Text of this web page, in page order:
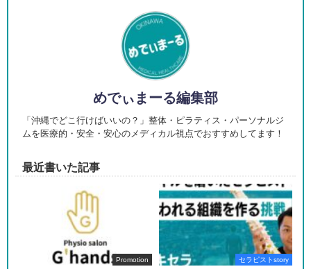
めでぃまーる編集部
「沖縄でどこ行けばいいの？」整体・ピラティス・パーソナルジ
ムを医療的・安全・安心のメディカル視点でおすすめしてます！
最近書いた記事
Promotion セラピストstory